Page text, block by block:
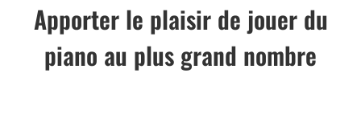
Apporter le plaisir de jouer du
piano au plus grand nombre